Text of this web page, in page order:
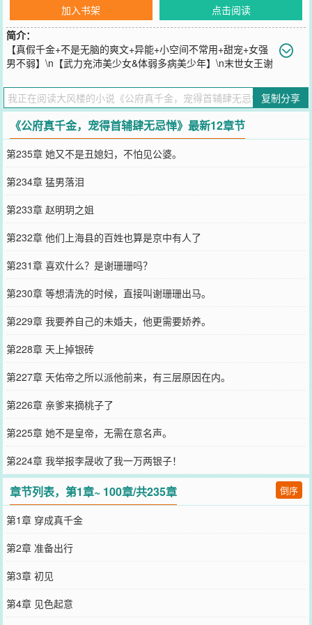
加入书架
点击阅读
简介：
【真假千金+不是无脑的爽文+异能+小空间不常用+甜宠+女强
男不弱】\n【武力充沛美少女&体弱多病美少年】\n末世女王谢
想浪荡江湖，结果为了锦衣华服不得不认亲。\n调戏美貌解元公，掏
空亲爹小金库。\n同时讲究以德服人，一言不合就开打。\n取代她以
镇国公府大姑娘身份生活的假千金重生后想杀自己灭口？还想抱紧未
来皇后的大腿？\n谢珊珊嘿嘿一笑，拯救难产太子妃，让未来皇后做
不成太子妃。\n给皇帝增寿，继续独享圣宠。\n就在人人都以为她会
嫁入门当户对的公侯之家时，她却嫁给心甘情愿吃软饭的病弱美少年
裴矩。\n人人又说裴矩命不久矣，谢珊珊注定做寡妇。\n结果裴矩的
身体一日好过一日，六元及第，起步就是翰林。\n人人嘲讽裴矩吃软
饭，他却说：“我知道你们这些想吃软饭却吃不着的人在嫉妒我。”\n他
一步一个脚印，稳稳坐上内阁首辅的宝座，对喂他软饭吃的谢珊珊死
心塌地，从不二色，婚后更是把谢珊珊宠上了天。
您要是觉得《公府真千金，宠得首辅肆无忌惮
记向您QQ群和微博微信里的朋友推荐哦！
复制分享
《公府真千金，宠得首辅肆无忌惮》最新12章节
第235章 她又不是丑媳妇，不怕见公婆。
第234章 猛男落泪
第233章 赵明玥之姐
第232章 他们上海县的百姓也算是京中有人了
第231章 喜欢什么？是谢珊珊吗？
第230章 等想清洗的时候，直接叫谢珊珊出马。
第229章 我要养自己的未婚夫，他更需要娇养。
第228章 天上掉银砖
第227章 天佑帝之所以派他前来，有三层原因在内。
第226章 亲爹来摘桃子了
第225章 她不是皇帝，无需在意名声。
第224章 我举报李晟收了我一万两银子！
章节列表，第1章~ 100章/共235章 倒序
第1章 穿成真千金
第2章 准备出行
第3章 初见
第4章 见色起意